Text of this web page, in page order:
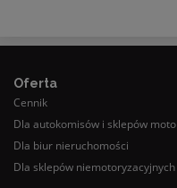
Oferta
Cennik
Dla autokomisów i sklepów moto
Dla biur nieruchomości
Dla sklepów niemotoryzacyjnych